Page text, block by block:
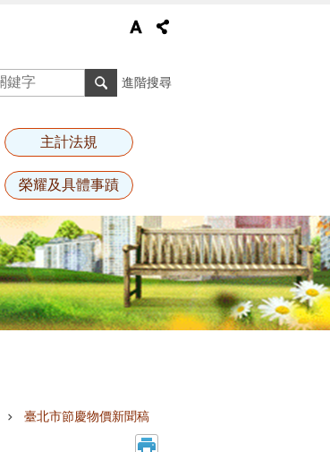
進階搜尋
主計法規
榮耀及具體事蹟
臺北市節慶物價新聞稿